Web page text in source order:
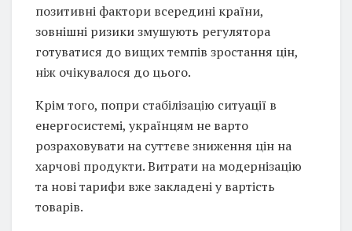
позитивні фактори всередині країни,
зовнішні ризики змушують регулятора
готуватися до вищих темпів зростання цін,
ніж очікувалося до цього.
Крім того, попри стабілізацію ситуації в
енергосистемі, українцям не варто
розраховувати на суттєве зниження цін на
харчові продукти. Витрати на модернізацію
та нові тарифи вже закладені у вартість
товарів.